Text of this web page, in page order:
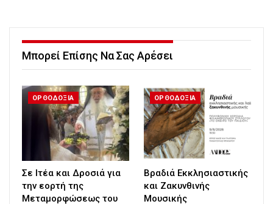
Μπορεί Επίσης Να Σας Αρέσει
ΟΡΘΟΔΟΞΙΑ
Σε Ιτέα και Δροσιά για
την εορτή της
Μεταμορφώσεως του
ΟΡΘΟΔΟΞΙΑ
Βραδιά Εκκλησιαστικής
και Ζακυνθινής
Μουσικής